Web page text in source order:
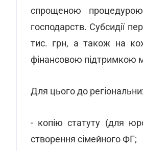
спрощеною
господарств. Субсидії
тис. грн, а також на
фінансовою підтримкою
Для цього до
- копію статуту (для
створення сімейного ФГ;